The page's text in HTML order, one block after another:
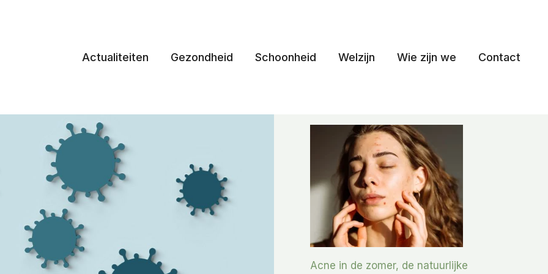
Actualiteiten Gezondheid Schoonheid Welzijn Wie zijn we Contact
Acne in de zomer, de natuurlijke